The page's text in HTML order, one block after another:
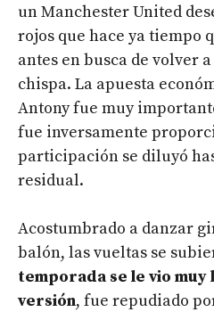
un Manchester United
rojos que hace ya tiempo
antes en busca de volver
chispa. La apuesta
Antony fue muy
fue inversamente
participación se diluyó
residual.
Acostumbrado a danzar
balón, las vueltas se
temporada se le vio muy
versión, fue repudiado